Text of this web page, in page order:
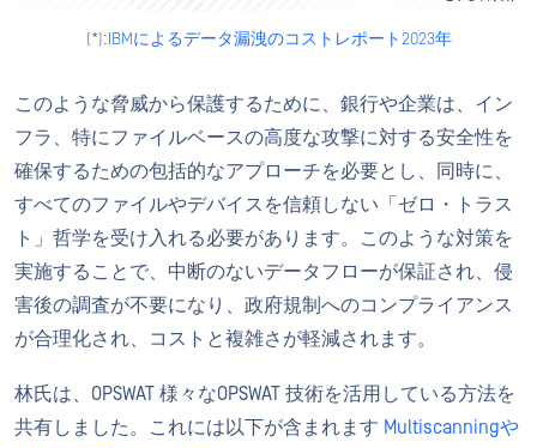
(*): IBMによるデータ漏洩のコストレポート2023年
このような脅威から保護するために、銀行や企業は、イン
フラ、特にファイルベースの高度な攻撃に対する安全性を
確保するための包括的なアプローチを必要とし、同時に、
すべてのファイルやデバイスを信頼しない「ゼロ・トラス
ト」哲学を受け入れる必要があります。このような対策を
実施することで、中断のないデータフローが保証され、侵
害後の調査が不要になり、政府規制へのコンプライアンス
が合理化され、コストと複雑さが軽減されます。
林氏は、OPSWAT 様々なOPSWAT 技術を活用している方法を
共有しました。これには以下が含まれます Multiscanningや